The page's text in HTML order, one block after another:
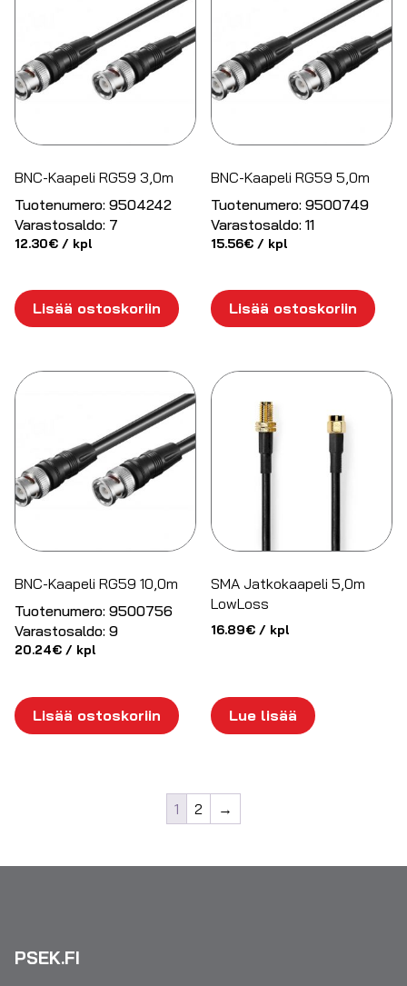
BNC-Kaapeli RG59 3,0m
Tuotenumero: 9504242
Varastosaldo: 7
12.30€ / kpl
Lisää ostoskoriin
BNC-Kaapeli RG59 5,0m
Tuotenumero: 9500749
Varastosaldo: 11
15.56€ / kpl
Lisää ostoskoriin
BNC-Kaapeli RG59 10,0m
Tuotenumero: 9500756
Varastosaldo: 9
20.24€ / kpl
Lisää ostoskoriin
SMA Jatkokaapeli 5,0m
LowLoss
16.89€ / kpl
Lue lisää
1 2 →
PSEK.FI